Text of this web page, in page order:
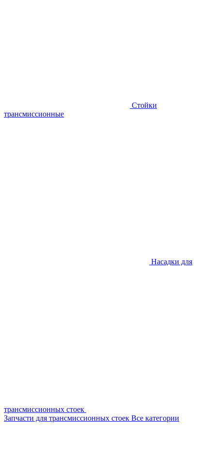
Стойки
трансмиссионные
Насадки для
трансмиссионных стоек
Запчасти для трансмиссионных стоек Все категории